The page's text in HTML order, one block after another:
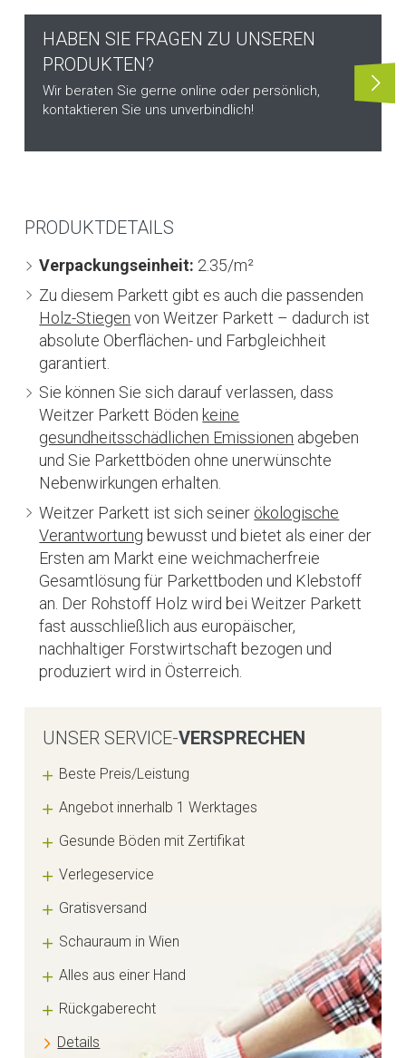
HABEN SIE FRAGEN ZU UNSEREN
PRODUKTEN?
Wir beraten Sie gerne online oder persönlich,
kontaktieren Sie uns unverbindlich!
PRODUKTDETAILS
Verpackungseinheit: 2.35/m²
Zu diesem Parkett gibt es auch die passenden
Holz-Stiegen von Weitzer Parkett – dadurch ist
absolute Oberflächen- und Farbgleichheit
garantiert.
Sie können Sie sich darauf verlassen, dass
Weitzer Parkett Böden keine
gesundheitsschädlichen Emissionen abgeben
und Sie Parkettböden ohne unerwünschte
Nebenwirkungen erhalten.
Weitzer Parkett ist sich seiner ökologische
Verantwortung bewusst und bietet als einer der
Ersten am Markt eine weichmacherfreie
Gesamtlösung für Parkettboden und Klebstoff
an. Der Rohstoff Holz wird bei Weitzer Parkett
fast ausschließlich aus europäischer,
nachhaltiger Forstwirtschaft bezogen und
produziert wird in Österreich.
UNSER SERVICE-VERSPRECHEN
Beste Preis/Leistung
Angebot innerhalb 1 Werktages
Gesunde Böden mit Zertifikat
Verlegeservice
Gratisversand
Schauraum in Wien
Alles aus einer Hand
Rückgaberecht
Details